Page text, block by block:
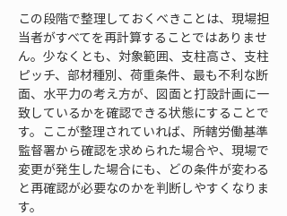
この段階で整理しておくべきことは、現場担
当者がすべてを再計算することではありませ
ん。少なくとも、対象範囲、支柱高さ、支柱
ピッチ、部材種別、荷重条件、最も不利な断
面、水平力の考え方が、図面と打設計画に一
致しているかを確認できる状態にすることで
す。ここが整理されていれば、所轄労働基準
監督署から確認を求められた場合や、現場で
変更が発生した場合にも、どの条件が変わる
と再確認が必要なのかを判断しやすくなりま
す。